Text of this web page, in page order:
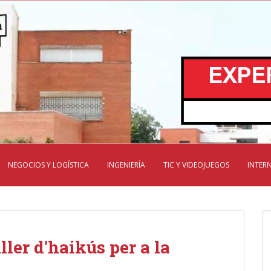
NEGOCIOS Y LOGÍSTICA INGENIERÍA TIC Y VIDEOJUEGOS
d'haikús per a la